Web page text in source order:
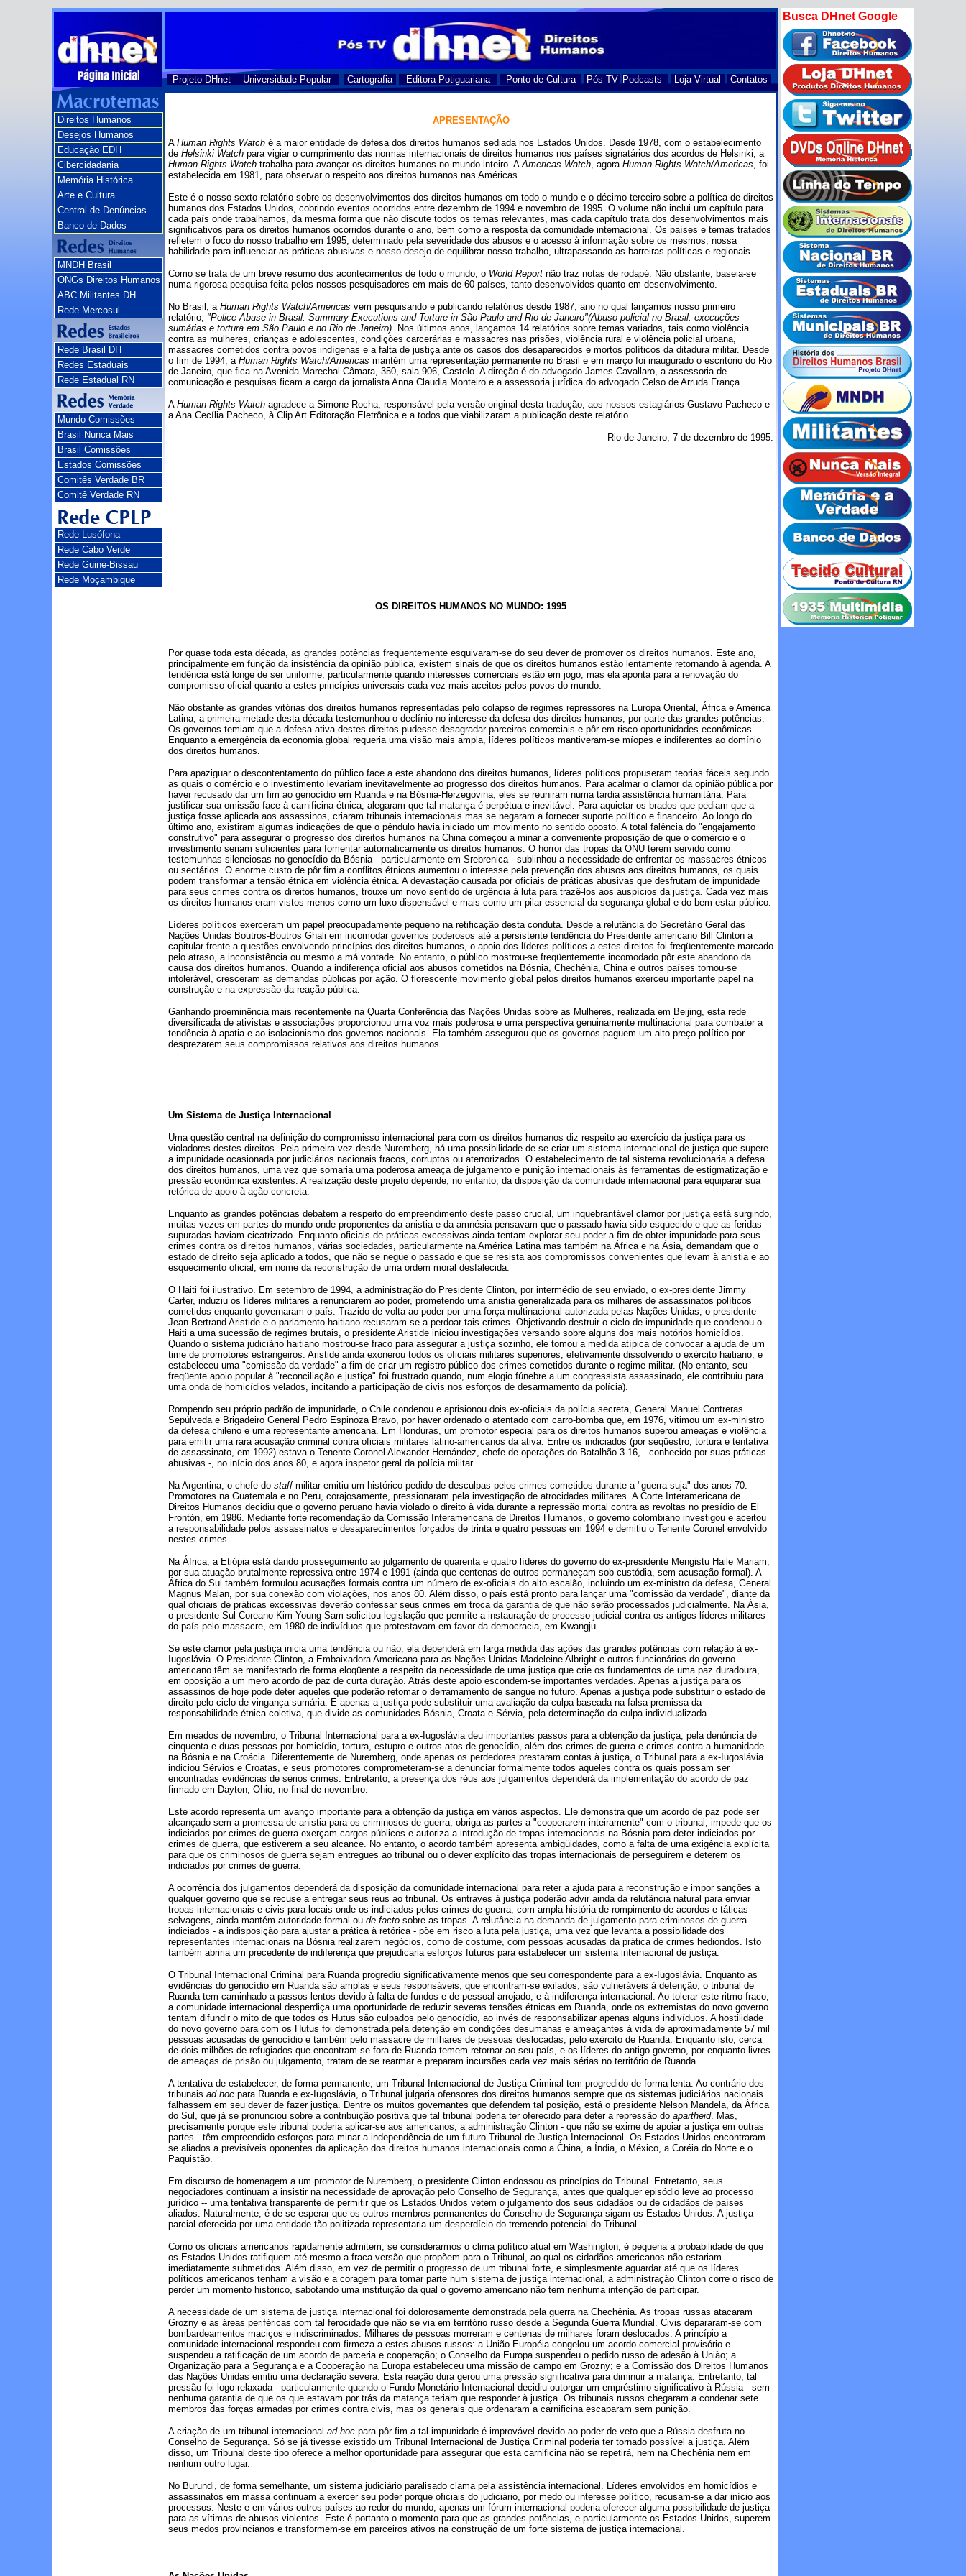
Projeto DHnet Universidade Popular Cartografia Editora Potiguariana Ponto de Cultura Pós TV Podcasts Loja Virtual Contatos
Direitos Humanos
Desejos Humanos
Educação EDH
Cibercidadania
Memória Histórica
Arte e Cultura
Central de Denúncias
Banco de Dados
MNDH Brasil
ONGs Direitos Humanos
ABC Militantes DH
Rede Mercosul
Rede Brasil DH
Redes Estaduais
Rede Estadual RN
Mundo Comissões
Brasil Nunca Mais
Brasil Comissões
Estados Comissões
Comitês Verdade BR
Comitê Verdade RN
Rede Lusófona
Rede Cabo Verde
Rede Guiné-Bissau
Rede Moçambique
APRESENTAÇÃO
A Human Rights Watch é a maior entidade de defesa dos direitos humanos sediada nos Estados Unidos. Desde 1978, com o estabelecimento
de Helsinki Watch para vigiar o cumprimento das normas internacionais de direitos humanos nos países signatários dos acordos de Helsinki, a
Human Rights Watch trabalha para avançar os direitos humanos no mundo inteiro. AAmericas Watch, agora Human Rights Watch/Americas, foi
estabelecida em 1981, para observar o respeito aos direitos humanos nas Américas.
Este é o nosso sexto relatório sobre os desenvolvimentos dos direitos humanos em todo o mundo e o décimo terceiro sobre a política de direitos
humanos dos Estados Unidos, cobrindo eventos ocorridos entre dezembro de 1994 e novembro de 1995. O volume não inclui um capítulo para
cada país onde trabalhamos, da mesma forma que não discute todos os temas relevantes, mas cada capítulo trata dos desenvolvimentos mais
significativos para os direitos humanos ocorridos durante o ano, bem como a resposta da comunidade internacional. Os países e temas tratados
refletem o foco do nosso trabalho em 1995, determinado pela severidade dos abusos e o acesso à informação sobre os mesmos, nossa
habilidade para influenciar as práticas abusivas e nosso desejo de equilibrar nosso trabalho, ultrapassando as barreiras políticas e regionais.
Como se trata de um breve resumo dos acontecimentos de todo o mundo, o World Report não traz notas de rodapé. Não obstante, baseia-se
numa rigorosa pesquisa feita pelos nossos pesquisadores em mais de 60 países, tanto desenvolvidos quanto em desenvolvimento.
No Brasil, a Human Rights Watch/Americas vem pesquisando e publicando relatórios desde 1987, ano no qual lançamos nosso primeiro
relatório, "Police Abuse in Brasil: Summary Executions and Torture in São Paulo and Rio de Janeiro"(Abuso policial no Brasil: execuções
sumárias e tortura em São Paulo e no Rio de Janeiro). Nos últimos anos, lançamos 14 relatórios sobre temas variados, tais como violência
contra as mulheres, crianças e adolescentes, condições carcerárias e massacres nas prisões, violência rural e violência policial urbana,
massacres cometidos contra povos indígenas e a falta de justiça ante os casos dos desaparecidos e mortos políticos da ditadura militar. Desde
o fim de 1994, a Human Rights Watch/Americas mantém uma representação permanente no Brasil e em março foi inaugurado o escritório do Rio
de Janeiro, que fica na Avenida Marechal Câmara, 350, sala 906, Castelo. A direção é do advogado James Cavallaro, a assessoria de
comunicação e pesquisas ficam a cargo da jornalista Anna Claudia Monteiro e a assessoria jurídica do advogado Celso de Arruda França.
A Human Rights Watch agradece a Simone Rocha, responsável pela versão original desta tradução, aos nossos estagiários Gustavo Pacheco e
a Ana Cecília Pacheco, à Clip Art Editoração Eletrônica e a todos que viabilizaram a publicação deste relatório.
Rio de Janeiro, 7 de dezembro de 1995.
OS DIREITOS HUMANOS NO MUNDO: 1995
Por quase toda esta década, as grandes potências freqüentemente esquivaram-se do seu dever de promover os direitos humanos. Este ano,
principalmente em função da insistência da opinião pública, existem sinais de que os direitos humanos estão lentamente retornando à agenda. A
tendência está longe de ser uniforme, particularmente quando interesses comerciais estão em jogo, mas ela aponta para a renovação do
compromisso oficial quanto a estes princípios universais cada vez mais aceitos pelos povos do mundo.
Não obstante as grandes vitórias dos direitos humanos representadas pelo colapso de regimes repressores na Europa Oriental, África e América
Latina, a primeira metade desta década testemunhou o declínio no interesse da defesa dos direitos humanos, por parte das grandes potências.
Os governos temiam que a defesa ativa destes direitos pudesse desagradar parceiros comerciais e pôr em risco oportunidades econômicas.
Enquanto a emergência da economia global requeria uma visão mais ampla, líderes políticos mantiveram-se míopes e indiferentes ao domínio
dos direitos humanos.
Para apaziguar o descontentamento do público face a este abandono dos direitos humanos, líderes políticos propuseram teorias fáceis segundo
as quais o comércio e o investimento levariam inevitavelmente ao progresso dos direitos humanos. Para acalmar o clamor da opinião pública por
haver recusado dar um fim ao genocídio em Ruanda e na Bósnia-Herzegovina, eles se reuniram numa tardia assistência humanitária. Para
justificar sua omissão face à carnificina étnica, alegaram que tal matança é perpétua e inevitável. Para aquietar os brados que pediam que a
justiça fosse aplicada aos assassinos, criaram tribunais internacionais mas se negaram a fornecer suporte político e financeiro. Ao longo do
último ano, existiram algumas indicações de que o pêndulo havia iniciado um movimento no sentido oposto. A total falência do "engajamento
construtivo" para assegurar o progresso dos direitos humanos na China começou a minar a conveniente proposição de que o comércio e o
investimento seriam suficientes para fomentar automaticamente os direitos humanos. O horror das tropas da ONU terem servido como
testemunhas silenciosas no genocídio da Bósnia - particularmente em Srebrenica - sublinhou a necessidade de enfrentar os massacres étnicos
ou sectários. O enorme custo de pôr fim a conflitos étnicos aumentou o interesse pela prevenção dos abusos aos direitos humanos, os quais
podem transformar a tensão étnica em violência étnica. A devastação causada por oficiais de práticas abusivas que desfrutam de impunidade
para seus crimes contra os direitos humanos, trouxe um novo sentido de urgência à luta para trazê-los aos auspícios da justiça. Cada vez mais
os direitos humanos eram vistos menos como um luxo dispensável e mais como um pilar essencial da segurança global e do bem estar público.
Líderes políticos exerceram um papel preocupadamente pequeno na retificação desta conduta. Desde a relutância do Secretário Geral das
Nações Unidas Boutros-Boutros Ghali em incomodar governos poderosos até a persistente tendência do Presidente americano Bill Clinton a
capitular frente a questões envolvendo princípios dos direitos humanos, o apoio dos líderes políticos a estes direitos foi freqüentemente marcado
pelo atraso, a inconsistência ou mesmo a má vontade. No entanto, o público mostrou-se freqüentemente incomodado pôr este abandono da
causa dos direitos humanos. Quando a indiferença oficial aos abusos cometidos na Bósnia, Chechênia, China e outros países tornou-se
intolerável, cresceram as demandas públicas por ação. O florescente movimento global pelos direitos humanos exerceu importante papel na
construção e na expressão da reação pública.
Ganhando proeminência mais recentemente na Quarta Conferência das Nações Unidas sobre as Mulheres, realizada em Beijing, esta rede
diversificada de ativistas e associações proporcionou uma voz mais poderosa e uma perspectiva genuinamente multinacional para combater a
tendência à apatia e ao isolacionismo dos governos nacionais. Ela também assegurou que os governos paguem um alto preço político por
desprezarem seus compromissos relativos aos direitos humanos.
Um Sistema de Justiça Internacional
Uma questão central na definição do compromisso internacional para com os direitos humanos diz respeito ao exercício da justiça para os
violadores destes direitos. Pela primeira vez desde Nuremberg, há uma possibilidade de se criar um sistema internacional de justiça que supere
a impunidade ocasionada por judiciários nacionais fracos, corruptos ou aterrorizados. O estabelecimento de tal sistema revolucionaria a defesa
dos direitos humanos, uma vez que somaria uma poderosa ameaça de julgamento e punição internacionais às ferramentas de estigmatização e
pressão econômica existentes. A realização deste projeto depende, no entanto, da disposição da comunidade internacional para equiparar sua
retórica de apoio à ação concreta.
Enquanto as grandes potências debatem a respeito do empreendimento deste passo crucial, um inquebrantável clamor por justiça está surgindo,
muitas vezes em partes do mundo onde proponentes da anistia e da amnésia pensavam que o passado havia sido esquecido e que as feridas
supuradas haviam cicatrizado. Enquanto oficiais de práticas excessivas ainda tentam explorar seu poder a fim de obter impunidade para seus
crimes contra os direitos humanos, várias sociedades, particularmente na América Latina mas também na África e na Ásia, demandam que o
estado de direito seja aplicado a todos, que não se negue o passado e que se resista aos compromissos convenientes que levam à anistia e ao
esquecimento oficial, em nome da reconstrução de uma ordem moral desfalecida.
O Haiti foi ilustrativo. Em setembro de 1994, a administração do Presidente Clinton, por intermédio de seu enviado, o ex-presidente Jimmy
Carter, induziu os líderes militares a renunciarem ao poder, prometendo uma anistia generalizada para os milhares de assassinatos políticos
cometidos enquanto governaram o país. Trazido de volta ao poder por uma força multinacional autorizada pelas Nações Unidas, o presidente
Jean-Bertrand Aristide e o parlamento haitiano recusaram-se a perdoar tais crimes. Objetivando destruir o ciclo de impunidade que condenou o
Haiti a uma sucessão de regimes brutais, o presidente Aristide iniciou investigações versando sobre alguns dos mais notórios homicídios.
Quando o sistema judiciário haitiano mostrou-se fraco para assegurar a justiça sozinho, ele tomou a medida atípica de convocar a ajuda de um
time de promotores estrangeiros. Aristide ainda exonerou todos os oficiais militares superiores, efetivamente dissolvendo o exército haitiano, e
estabeleceu uma "comissão da verdade" a fim de criar um registro público dos crimes cometidos durante o regime militar. (No entanto, seu
freqüente apoio popular à "reconciliação e justiça" foi frustrado quando, num elogio fúnebre a um congressista assassinado, ele contribuiu para
uma onda de homicídios velados, incitando a participação de civis nos esforços de desarmamento da polícia).
Rompendo seu próprio padrão de impunidade, o Chile condenou e aprisionou dois ex-oficiais da polícia secreta, General Manuel Contreras
Sepúlveda e Brigadeiro General Pedro Espinoza Bravo, por haver ordenado o atentado com carro-bomba que, em 1976, vitimou um ex-ministro
da defesa chileno e uma representante americana. Em Honduras, um promotor especial para os direitos humanos superou ameaças e violência
para emitir uma rara acusação criminal contra oficiais militares latino-americanos da ativa. Entre os indiciados (por seqüestro, tortura e tentativa
de assassinato, em 1992) estava o Tenente Coronel Alexander Hernández, chefe de operações do Batalhão 3-16, - conhecido por suas práticas
abusivas -, no início dos anos 80, e agora inspetor geral da polícia militar.
Na Argentina, o chefe do staffmilitar emitiu um histórico pedido de desculpas pelos crimes cometidos durante a "guerra suja" dos anos 70.
Promotores na Guatemala e no Peru, corajosamente, pressionaram pela investigação de atrocidades militares. A Corte Interamericana de
Direitos Humanos decidiu que o governo peruano havia violado o direito à vida durante a repressão mortal contra as revoltas no presídio de El
Frontón, em 1986. Mediante forte recomendação da Comissão Interamericana de Direitos Humanos, o governo colombiano investigou e aceitou
a responsabilidade pelos assassinatos e desaparecimentos forçados de trinta e quatro pessoas em 1994 e demitiu o Tenente Coronel envolvido
nestes crimes.
Na África, a Etiópia está dando prosseguimento ao julgamento de quarenta e quatro líderes do governo do ex-presidente Mengistu Haile Mariam,
por sua atuação brutalmente repressiva entre 1974 e 1991 (ainda que centenas de outros permaneçam sob custódia, sem acusação formal). A
África do Sul também formulou acusações formais contra um número de ex-oficiais do alto escalão, incluindo um ex-ministro da defesa, General
Magnus Malan, por sua conexão com violações, nos anos 80. Além disso, o país está pronto para lançar uma "comissão da verdade", diante da
qual oficiais de práticas excessivas deverão confessar seus crimes em troca da garantia de que não serão processados judicialmente. Na Ásia,
o presidente Sul-Coreano Kim Young Sam solicitou legislação que permite a instauração de processo judicial contra os antigos líderes militares
do país pelo massacre, em 1980 de indivíduos que protestavam em favor da democracia, em Kwangju.
Se este clamor pela justiça inicia uma tendência ou não, ela dependerá em larga medida das ações das grandes potências com relação à ex-
Iugoslávia. O Presidente Clinton, a Embaixadora Americana para as Nações Unidas Madeleine Albright e outros funcionários do governo
americano têm se manifestado de forma eloqüente a respeito da necessidade de uma justiça que crie os fundamentos de uma paz duradoura,
em oposição a um mero acordo de paz de curta duração. Atrás deste apoio escondem-se importantes verdades. Apenas a justiça para os
assassinos de hoje pode deter aqueles que poderão retomar o derramamento de sangue no futuro. Apenas a justiça pode substituir o estado de
direito pelo ciclo de vingança sumária. E apenas a justiça pode substituir uma avaliação da culpa baseada na falsa premissa da
responsabilidade étnica coletiva, que divide as comunidades Bósnia, Croata e Sérvia, pela determinação da culpa individualizada.
Em meados de novembro, o Tribunal Internacional para a ex-Iugoslávia deu importantes passos para a obtenção da justiça, pela denúncia de
cinquenta e duas pessoas por homicídio, tortura, estupro e outros atos de genocídio, além dos crimes de guerra e crimes contra a humanidade
na Bósnia e na Croácia. Diferentemente de Nuremberg, onde apenas os perdedores prestaram contas à justiça, o Tribunal para a ex-Iugoslávia
indiciou Sérvios e Croatas, e seus promotores comprometeram-se a denunciar formalmente todos aqueles contra os quais possam ser
encontradas evidências de sérios crimes. Entretanto, a presença dos réus aos julgamentos dependerá da implementação do acordo de paz
firmado em Dayton, Ohio, no final de novembro.
Este acordo representa um avanço importante para a obtenção da justiça em vários aspectos. Ele demonstra que um acordo de paz pode ser
alcançado sem a promessa de anistia para os criminosos de guerra, obriga as partes a "cooperarem inteiramente" com o tribunal, impede que os
indiciados por crimes de guerra exerçam cargos públicos e autoriza a introdução de tropas internacionais na Bósnia para deter indiciados por
crimes de guerra, que estiverem a seu alcance. No entanto, o acordo também apresenta ambigüidades, como a falta de uma exigência explícita
para que os criminosos de guerra sejam entregues ao tribunal ou o dever explícito das tropas internacionais de perseguirem e deterem os
indiciados por crimes de guerra.
A ocorrência dos julgamentos dependerá da disposição da comunidade internacional para reter a ajuda para a reconstrução e impor sanções a
qualquer governo que se recuse a entregar seus réus ao tribunal. Os entraves à justiça poderão advir ainda da relutância natural para enviar
tropas internacionais e civis para locais onde os indiciados pelos crimes de guerra, com ampla história de rompimento de acordos e táticas
selvagens, ainda mantém autoridade formal ou de facto sobre as tropas. A relutância na demanda de julgamento para criminosos de guerra
indiciados - a indisposição para ajustar a prática à retórica - põe em risco a luta pela justiça, uma vez que levanta a possibilidade dos
representantes internacionais na Bósnia realizarem negócios, como de costume, com pessoas acusadas da prática de crimes hediondos. Isto
também abriria um precedente de indiferença que prejudicaria esforços futuros para estabelecer um sistema internacional de justiça.
O Tribunal Internacional Criminal para Ruanda progrediu significativamente menos que seu correspondente para a ex-Iugoslávia. Enquanto as
evidências do genocídio em Ruanda são amplas e seus responsáveis, que encontram-se exilados, são vulneráveis à detenção, o tribunal de
Ruanda tem caminhado a passos lentos devido à falta de fundos e de pessoal arrojado, e à indiferença internacional. Ao tolerar este ritmo fraco,
a comunidade internacional desperdiça uma oportunidade de reduzir severas tensões étnicas em Ruanda, onde os extremistas do novo governo
tentam difundir o mito de que todos os Hutus são culpados pelo genocídio, ao invés de responsabilizar apenas alguns indivíduos. A hostilidade
do novo governo para com os Hutus foi demonstrada pela detenção em condições desumanas e ameaçantes à vida de aproximadamente 57 mil
pessoas acusadas de genocídio e também pelo massacre de milhares de pessoas deslocadas, pelo exército de Ruanda. Enquanto isto, cerca
de dois milhões de refugiados que encontram-se fora de Ruanda temem retornar ao seu país, e os líderes do antigo governo, por enquanto livres
de ameaças de prisão ou julgamento, tratam de se rearmar e preparam incursões cada vez mais sérias no território de Ruanda.
A tentativa de estabelecer, de forma permanente, um Tribunal Internacional de Justiça Criminal tem progredido de forma lenta. Ao contrário dos
tribunais ad hoc para Ruanda e ex-Iugoslávia, o Tribunal julgaria ofensores dos direitos humanos sempre que os sistemas judiciários nacionais
falhassem em seu dever de fazer justiça. Dentre os muitos governantes que defendem tal posição, está o presidente Nelson Mandela, da África
do Sul, que já se pronunciou sobre a contribuição positiva que tal tribunal poderia ter oferecido para deter a repressão do apartheid. Mas,
precisamente porque este tribunal poderia aplicar-se aos americanos, a administração Clinton - que não se exime de apoiar a justiça em outras
partes - têm empreendido esforços para minar a independência de um futuro Tribunal de Justiça Internacional. Os Estados Unidos encontraram-
se aliados a previsíveis oponentes da aplicação dos direitos humanos internacionais como a China, a Índia, o México, a Coréia do Norte e o
Paquistão.
Em discurso de homenagem a um promotor de Nuremberg, o presidente Clinton endossou os princípios do Tribunal. Entretanto, seus
negociadores continuam a insistir na necessidade de aprovação pelo Conselho de Segurança, antes que qualquer episódio leve ao processo
jurídico -- uma tentativa transparente de permitir que os Estados Unidos vetem o julgamento dos seus cidadãos ou de cidadãos de países
aliados. Naturalmente, é de se esperar que os outros membros permanentes do Conselho de Segurança sigam os Estados Unidos. A justiça
parcial oferecida por uma entidade tão politizada representaria um desperdício do tremendo potencial do Tribunal.
Como os oficiais americanos rapidamente admitem, se considerarmos o clima político atual em Washington, é pequena a probabilidade de que
os Estados Unidos ratifiquem até mesmo a fraca versão que propõem para o Tribunal, ao qual os cidadãos americanos não estariam
imediatamente submetidos. Além disso, em vez de permitir o progresso de um tribunal forte, e simplesmente aguardar até que os líderes
políticos americanos tenham a visão e a coragem para tomar parte num sistema de justiça internacional, a administração Clinton corre o risco de
perder um momento histórico, sabotando uma instituição da qual o governo americano não tem nenhuma intenção de participar.
A necessidade de um sistema de justiça internacional foi dolorosamente demonstrada pela guerra na Chechênia. As tropas russas atacaram
Grozny e as áreas periféricas com tal ferocidade que não se via em território russo desde a Segunda Guerra Mundial. Civis depararam-se com
bombardeamentos maciços e indiscriminados. Milhares de pessoas morreram e centenas de milhares foram deslocados. A princípio a
comunidade internacional respondeu com firmeza a estes abusos russos: a União Européia congelou um acordo comercial provisório e
suspendeu a ratificação de um acordo de parceria e cooperação; o Conselho da Europa suspendeu o pedido russo de adesão à União; a
Organização para a Segurança e a Cooperação na Europa estabeleceu uma missão de campo em Grozny; e a Comissão dos Direitos Humanos
das Nações Unidas emitiu uma declaração severa. Esta reação dura gerou uma pressão significativa para diminuir a matança. Entretanto, tal
pressão foi logo relaxada - particularmente quando o Fundo Monetário Internacional decidiu outorgar um empréstimo significativo à Rússia - sem
nenhuma garantia de que os que estavam por trás da matança teriam que responder à justiça. Os tribunais russos chegaram a condenar sete
membros das forças armadas por crimes contra civis, mas os generais que ordenaram a carnificina escaparam sem punição.
A criação de um tribunal internacional ad hoc para pôr fim a tal impunidade é improvável devido ao poder de veto que a Rússia desfruta no
Conselho de Segurança. Só se já tivesse existido um Tribunal Internacional de Justiça Criminal poderia ter tornado possível a justiça. Além
disso, um Tribunal deste tipo oferece a melhor oportunidade para assegurar que esta carnificina não se repetirá, nem na Chechênia nem em
nenhum outro lugar.
No Burundi, de forma semelhante, um sistema judiciário paralisado clama pela assistência internacional. Líderes envolvidos em homicídios e
assassinatos em massa continuam a exercer seu poder porque oficiais do judiciário, por medo ou interesse político, recusam-se a dar início aos
processos. Neste e em vários outros países ao redor do mundo, apenas um fórum internacional poderia oferecer alguma possibilidade de justiça
para as vítimas de abusos violentos. Este é portanto o momento para que as grandes potências, e particularmente os Estados Unidos, superem
seus medos provincianos e transformem-se em parceiros ativos na construção de um forte sistema de justiça internacional.
Busca DHnet Google